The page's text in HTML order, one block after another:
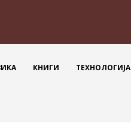
КНИГИ ТЕХНОЛОГИЈА